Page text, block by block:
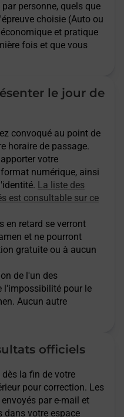
personne, quels que
choisie (Auto ou
et pratique
fois et que vous
le jour de
convoqué au point de
horaire de passage.
votre
numérique, ainsi
La liste des
est consultable sur ce
en retard se verront
et ne pourront
gratuite ou à aucun
de l'un des
l'impossibilité pour le
Aucun autre
officiels
la fin de votre
pour correction. Les
par e-mail et
dans votre espace